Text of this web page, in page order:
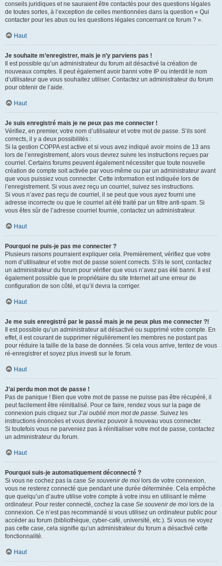
conseils juridiques et ne sauraient être contactés pour des questions légales
de toutes sortes, à l’exception de celles mentionnées dans la question « Qui
contacter pour les abus ou les questions légales concernant ce forum ? ».
Haut
Je souhaite m’enregistrer, mais je n’y parviens pas !
Il est possible qu’un administrateur du forum ait désactivé la création de
nouveaux comptes. Il peut également avoir banni votre IP ou interdit le nom
d’utilisateur que vous souhaitez utiliser. Contactez un administrateur du forum
pour obtenir de l’aide.
Haut
Je suis enregistré mais je ne peux pas me connecter !
Vérifiez, en premier, votre nom d’utilisateur et votre mot de passe. S’ils sont
corrects, il y a deux possibilités :
Si la gestion COPPA est active et si vous avez indiqué avoir moins de 13 ans
lors de l’enregistrement, alors vous devrez suivre les instructions reçues par
courriel. Certains forums peuvent également nécessiter que toute nouvelle
création de compte soit activée par vous-même ou par un administrateur avant
que vous puissiez vous connecter. Cette information est indiquée lors de
l’enregistrement. Si vous avez reçu un courriel, suivez ses instructions.
Si vous n’avez pas reçu de courriel, il se peut que vous ayez fourni une
adresse incorrecte ou que le courriel ait été traité par un filtre anti-spam. Si
vous êtes sûr de l’adresse courriel fournie, contactez un administrateur.
Haut
Pourquoi ne puis-je pas me connecter ?
Plusieurs raisons pourraient expliquer cela. Premièrement, vérifiez que votre
nom d’utilisateur et votre mot de passe soient corrects. S’ils le sont, contactez
un administrateur du forum pour vérifier que vous n’avez pas été banni. Il est
également possible que le propriétaire du site Internet ait une erreur de
configuration de son côté, et qu’il devra la corriger.
Haut
Je me suis enregistré par le passé mais je ne peux plus me connecter ?!
Il est possible qu’un administrateur ait désactivé ou supprimé votre compte. En
effet, il est courant de supprimer régulièrement les membres ne postant pas
pour réduire la taille de la base de données. Si cela vous arrive, tentez de vous
ré-enregistrer et soyez plus investi sur le forum.
Haut
J’ai perdu mon mot de passe !
Pas de panique ! Bien que votre mot de passe ne puisse pas être récupéré, il
peut facilement être réinitialisé. Pour ce faire, rendez vous sur la page de
connexion puis cliquez sur J’ai oublié mon mot de passe. Suivez les
instructions énoncées et vous devriez pouvoir à nouveau vous connecter.
Si toutefois vous ne parveniez pas à réinitialiser votre mot de passe, contactez
un administrateur du forum.
Haut
Pourquoi suis-je automatiquement déconnecté ?
Si vous ne cochez pas la case Se souvenir de moi lors de votre connexion,
vous ne resterez connecté que pendant une durée déterminée. Cela empêche
que quelqu’un d’autre utilise votre compte à votre insu en utilisant le même
ordinateur. Pour rester connecté, cochez la case Se souvenir de moi lors de la
connexion. Ce n’est pas recommandé si vous utilisez un ordinateur public pour
accéder au forum (bibliothèque, cyber-café, université, etc.). Si vous ne voyez
pas cette case, cela signifie qu’un administrateur du forum a désactivé cette
fonctionnalité.
Haut